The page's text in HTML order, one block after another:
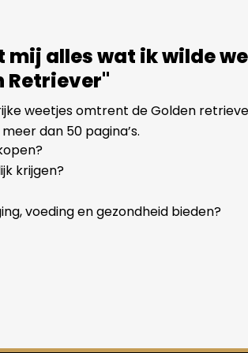
alles wat ik wilde
Retriever"
weetjes omtrent de Golden
dan 50 pagina’s.
krijgen?
voeding en gezondheid bieden?